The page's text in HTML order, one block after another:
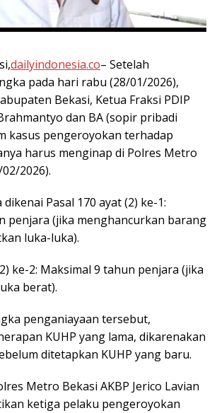
dailyindonesia.co– Setelah
pada hari rabu (28/01/2026),
Bekasi, Ketua Fraksi PDIP
dan BA (sopir pribadi
kasus pengeroyokan terhadap
harus menginap di Polres Metro
2026).
Pasal 170 ayat (2) ke-1:
penjara (jika menghancurkan barang
luka-luka).
ke-2: Maksimal 9 tahun penjara (jika
berat).
penganiayaan tersebut,
KUHP yang lama, dikarenakan
ditetapkan KUHP yang baru.
Metro Bekasi AKBP Jerico Lavian
ketiga pelaku pengeroyokan